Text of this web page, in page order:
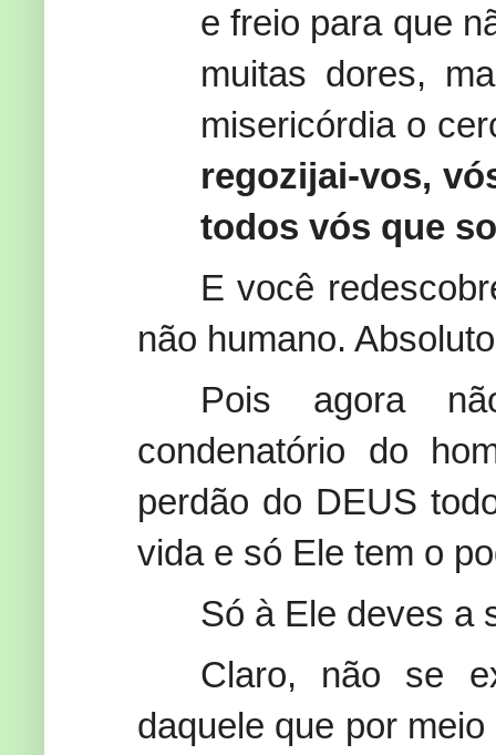
e freio para que
muitas dores,
misericórdia o
regozijai-vos,
todos vós que
E você
não humano.
Pois agora
condenatório do
perdão do DEUS
vida e só Ele tem o
Só à Ele deves a
Claro, não se
daquele que por